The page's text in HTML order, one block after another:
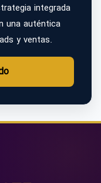
integrada
una auténtica
y ventas.